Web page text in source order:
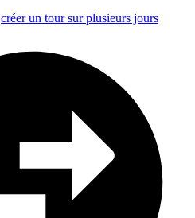
créer un tour sur plusieurs jours